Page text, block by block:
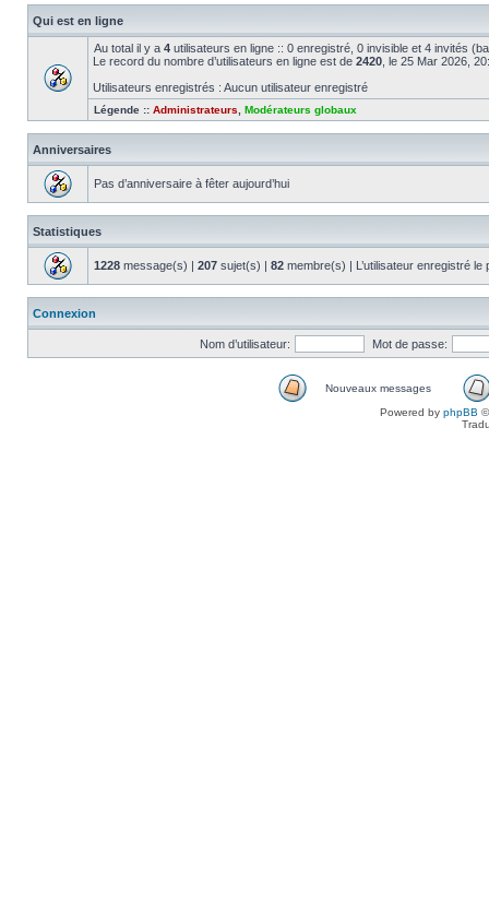
Qui est en ligne
Au total il y a 4 utilisateurs en ligne :: 0 enregistré, 0 invisible et 4 invités
Le record du nombre d’utilisateurs en ligne est de 2420 , le 25 Mar 2026,
Utilisateurs enregistrés : Aucun utilisateur enregistré
Légende :: Administrateurs Modérateurs globaux
Anniversaires
Pas d’anniversaire à fêter aujourd’hui
Statistiques
1228 message(s) | 207 sujet(s) | 82 membre(s) | L’utilisateur enregistré
Connexion
Nom d’utilisateur: Mot de passe:
Nouveaux messages
Powered by phpBB